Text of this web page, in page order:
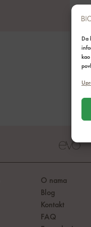
Da
O nama
Blog
Kontakt
FAQ